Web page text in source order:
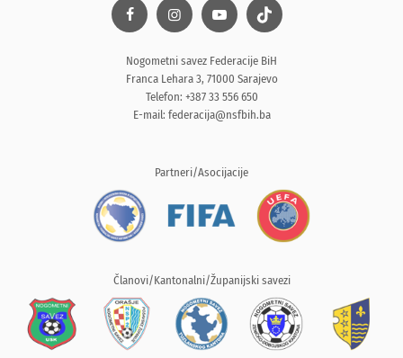
Nogometni savez Federacije BiH
Franca Lehara 3, 71000 Sarajevo
Telefon: +387 33 556 650
E-mail: federacija@nsfbih.ba
Partneri/Asocijacije
Članovi/Kantonalni/Županijski savezi